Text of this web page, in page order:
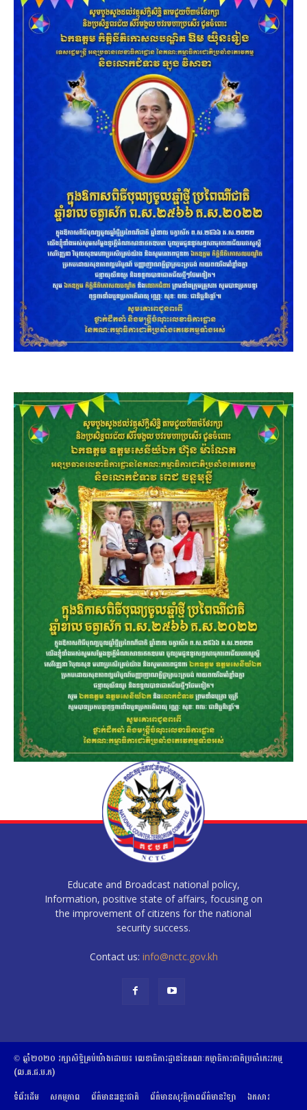
Educate and Broadcast national policy,
Information, positive state of affairs, focusing on
the improvement of citizens for the national
security success.
Contact us: info@nctc.gov.kh
© ឆ្នាំ២០២០​ ​រក្សាសិទ្ធិ​គ្រប់យ៉ាង​ដោយ​៖​ ​លេខាធិការដ្ឋាននៃគណៈកម្មាធិការជាតិប្រចាំភេរវកម្ម
(ល.គ.ជ.ប.ភ)
ទំព័រដើម
សកម្មភាព ព័ត៌មានអន្តរជាតិ ព័ត៌មានសុវត្ថិភាពព័ត៌មានវិទ្យា ឯកសារ